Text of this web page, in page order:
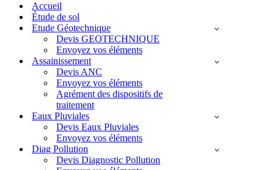
navigationAccueil
Étude de sol
Etude Géotechnique
Devis GEOTECHNIQUE
Envoyez vos éléments
Assainissement
Devis ANC
Envoyez vos éléments
Agrément des dispositifs de
traitement
Eaux Pluviales
Devis Eaux Pluviales
Envoyez vos éléments
Diag Pollution
Devis Diagnostic Pollution